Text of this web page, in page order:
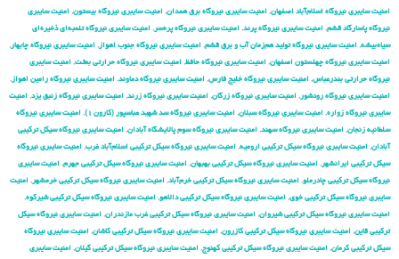
امنیت سایبری نیروگاه اسلام‌آباد اصفهان, امنیت سایبری نیروگاه برق همدان, امنیت سایبری نیروگاه بیستون, امنیت سایبری
نیروگاه پاسارگاد قشم, امنیت سایبری نیروگاه پرند, امنیت سایبری نیروگاه پره‌سر , امنیت سایبری نیروگاه تلمبه‌ای ذخیره‌ای
سیاه‌بیشه, امنیت سایبری نیروگاه تولید هم‌زمان آب و برق قشم, امنیت سایبری نیروگاه جنوب اهواز , امنیت سایبری نیروگاه چابهار ,
امنیت سایبری نیروگاه چهلستون اصفهان, امنیت سایبری نیروگاه حافظ, امنیت سایبری نیروگاه حرارتی بعثت, امنیت سایبری
نیروگاه حرارتی بندرعباس, امنیت سایبری نیروگاه خلیج فارس, امنیت سایبری نیروگاه دماوند, امنیت سایبری نیروگاه رامین اهواز ,
امنیت سایبری نیروگاه رودشور , امنیت سایبری نیروگاه زرگان, امنیت سایبری نیروگاه زرند, امنیت سایبری نیروگاه زنبق یزد, امنیت
سایبری نیروگاه زواره, امنیت سایبری نیروگاه سبلان, امنیت سایبری نیروگاه سد شهید عباسپور (کارون ۱) , امنیت سایبری نیروگاه
سلطانیه زنجان, امنیت سایبری نیروگاه سهند, امنیت سایبری نیروگاه سوم پالایشگاه آبادان, امنیت سایبری نیروگاه سیکل ترکیبی
آبادان, امنیت سایبری نیروگاه سیکل ترکیبی ارومیه, امنیت سایبری نیروگاه سیکل ترکیبی اسلام‌آباد غرب, امنیت سایبری نیروگاه
سیکل ترکیبی ایرانشهر , امنیت سایبری نیروگاه سیکل ترکیبی بهبهان, امنیت سایبری نیروگاه سیکل ترکیبی جهرم, امنیت سایبری
نیروگاه سیکل ترکیبی چادرملو, امنیت سایبری نیروگاه سیکل ترکیبی خرم‌آباد, امنیت سایبری نیروگاه سیکل ترکیبی خرمشهر , امنیت
سایبری نیروگاه سیکل ترکیبی خوی, امنیت سایبری نیروگاه سیکل ترکیبی دالاهو, امنیت سایبری نیروگاه سیکل ترکیبی شیرکوه,
امنیت سایبری نیروگاه سیکل ترکیبی شیروان, امنیت سایبری نیروگاه سیکل ترکیبی غرب مازندران, امنیت سایبری نیروگاه سیکل
ترکیبی قاین, امنیت سایبری نیروگاه سیکل ترکیبی کازرون, امنیت سایبری نیروگاه سیکل ترکیبی کاشان, امنیت سایبری نیروگاه
سیکل ترکیبی کرمان, امنیت سایبری نیروگاه سیکل ترکیبی کهنوج, امنیت سایبری نیروگاه سیکل ترکیبی گیلان, امنیت سایبری